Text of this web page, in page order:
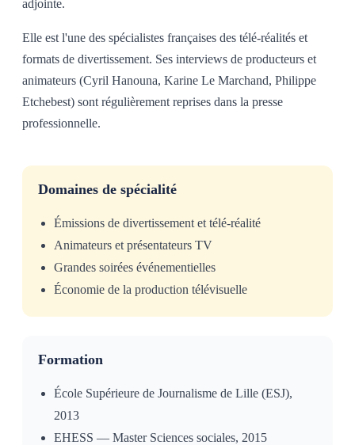
adjointe.
Elle est l'une des spécialistes françaises des télé-réalités et
formats de divertissement. Ses interviews de producteurs et
animateurs (Cyril Hanouna, Karine Le Marchand, Philippe
Etchebest) sont régulièrement reprises dans la presse
professionnelle.
Domaines de spécialité
Émissions de divertissement et télé-réalité
Animateurs et présentateurs TV
Grandes soirées événementielles
Économie de la production télévisuelle
Formation
École Supérieure de Journalisme de Lille (ESJ),
2013
EHESS — Master Sciences sociales, 2015